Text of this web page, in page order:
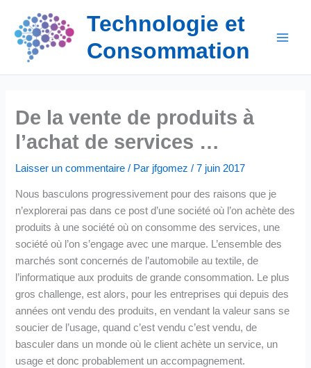
contenu
Technologie et
Consommation
De la vente de produits à
l’achat de services …
Laisser un commentaire / Par jfgomez/7 juin 2017
Nous basculons progressivement pour des raisons que je
n’explorerai pas dans ce post d’une société où l’on achète des
produits à une société où on consomme des services, une
société où l’on s’engage avec une marque. L’ensemble des
marchés sont concernés de l’automobile au textile, de
l’informatique aux produits de grande consommation. Le plus
gros challenge, est alors, pour les entreprises qui depuis des
années ont vendu des produits, en vendant la valeur sans se
soucier de l’usage, quand c’est vendu c’est vendu, de
basculer dans un monde où le client achète un service, un
usage et donc probablement un accompagnement.